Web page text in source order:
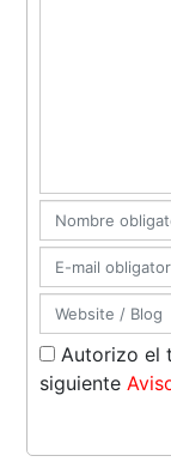
Autorizo el
siguiente